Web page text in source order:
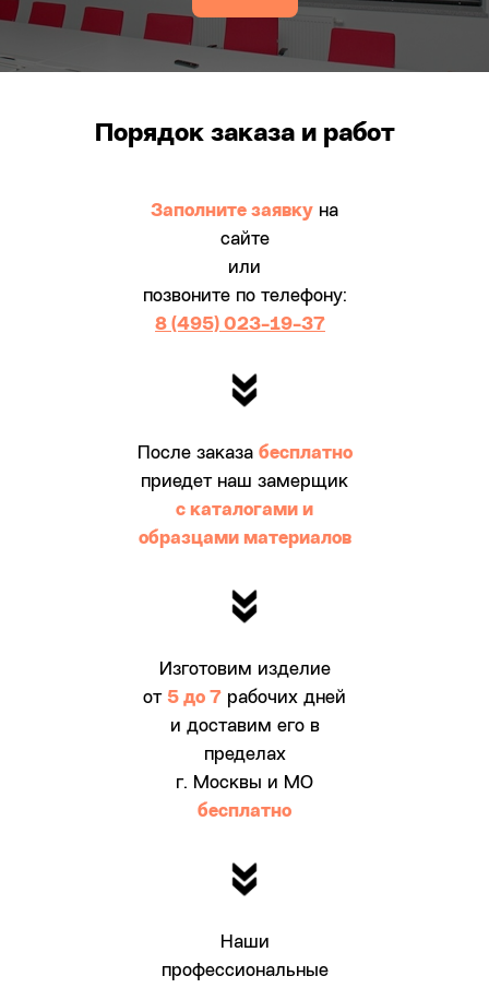
Дарим скидку30%
Заполните заявку на
сайте
или
позвоните по телефону:
8 (495) 023-19-37
После заказа бесплатно
приедет наш замерщик
с каталогами и
образцами материалов
Изготовим изделие
от 5 до 7 рабочих дней
и доставим его в
пределах
г. Москвы и МО
бесплатно
Наши
профессиональные
Порядок заказа и работ